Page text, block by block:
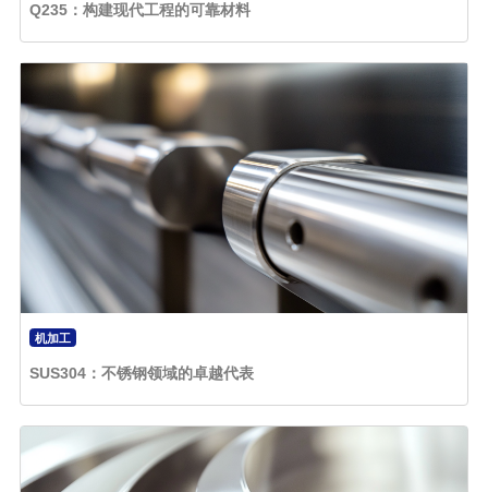
Q235：构建现代工程的可靠材料
机加工
SUS304：不锈钢领域的卓越代表